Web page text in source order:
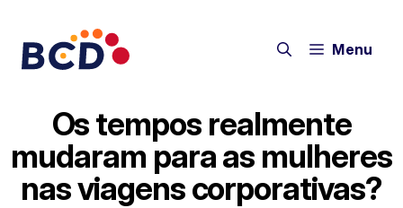
Menu
Os tempos realmente
mudaram para as mulheres
nas viagens corporativas?